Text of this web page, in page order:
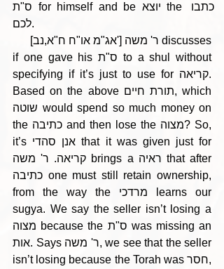
ס"ת for himself and be יוצא the כתבו
לכם.
[אג"מ או"ח ח"א,נב'] ר' משה discusses
if one gave his ס"ת to a shul without
specifying if it’s just to use for קריאה.
Based on the above תורת חיים, which
שוטה would spend so much money on
the כתיבה and then lose the מצוה? So,
it’s אנן סהדי that it was given just for
קריאה. ר' משה brings a ראיה that after
כתיבה one must still retain ownership,
from the way the מרדכי learns our
sugya. We say the seller isn’t losing a
מצוה because the ס"ת was missing an
אות. Says ר' משה, we see that the seller
isn’t losing because the Torah was חסר,